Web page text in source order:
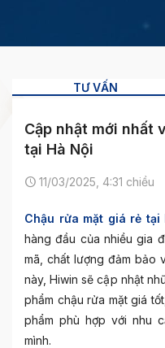
TƯ VẤN
Cập nhật mới nhất
tại Hà Nội
11/03/2025, 4:31 chiều
Chậu rửa mặt giá rẻ tại
hàng đầu của nhiều gia
mã, chất lượng đảm bảo
này, Hiwin sẽ cập nhật
phẩm chậu rửa mặt giá
phẩm phù hợp với nhu
mình.